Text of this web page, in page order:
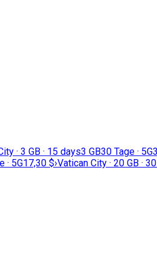
· 3 GB · 15 days3 GB30 Tage · 5G
· 5G17,30 $›Vatican City · 20 GB ·